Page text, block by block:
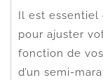
Il est essentiel
pour ajuster
fonction de
d’un semi-